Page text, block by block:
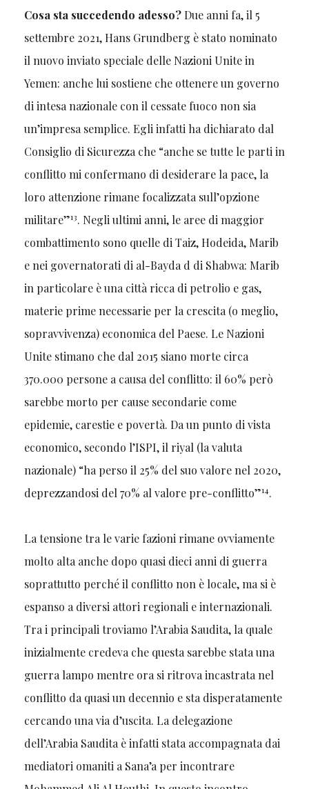
Cosa sta succedendo adesso?Due anni fa, il 5
settembre 2021, Hans Grundberg è stato nominato
il nuovo inviato speciale delle Nazioni Unite in
Yemen: anche lui sostiene che ottenere un governo
di intesa nazionale con il cessate fuoco non sia
un’impresa semplice. Egli infatti ha dichiarato dal
Consiglio di Sicurezza che “anche se tutte le parti in
conflitto mi confermano di desiderare la pace, la
loro attenzione rimane focalizzata sull’opzione
militare”13. Negli ultimi anni, le aree di maggior
combattimento sono quelle di Taiz, Hodeida, Marib
e nei governatorati di al-Bayda d di Shabwa: Marib
in particolare è una città ricca di petrolio e gas,
materie prime necessarie per la crescita (o meglio,
sopravvivenza) economica del Paese. Le Nazioni
Unite stimano che dal 2015 siano morte circa
370.000 persone a causa del conflitto: il 60% però
sarebbe morto per cause secondarie come
epidemie, carestie e povertà. Da un punto di vista
economico, secondo l’ISPI, il riyal (la valuta
nazionale) “ha perso il 25% del suo valore nel 2020,
deprezzandosi del 70% al valore pre-conflitto”14.
La tensione tra le varie fazioni rimane ovviamente
molto alta anche dopo quasi dieci anni di guerra
soprattutto perché il conflitto non è locale, ma si è
espanso a diversi attori regionali e internazionali.
Tra i principali troviamo l’Arabia Saudita, la quale
inizialmente credeva che questa sarebbe stata una
guerra lampo mentre ora si ritrova incastrata nel
conflitto da quasi un decennio e sta disperatamente
cercando una via d’uscita. La delegazione
dell’Arabia Saudita è infatti stata accompagnata dai
mediatori omaniti a Sana’a per incontrare